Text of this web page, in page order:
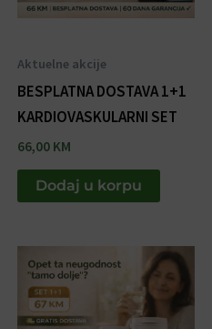
Aktuelne akcije
BESPLATNA DOSTAVA 1+1
KARDIOVASKULARNI SET
66,00 KM
Dodaj u korpu